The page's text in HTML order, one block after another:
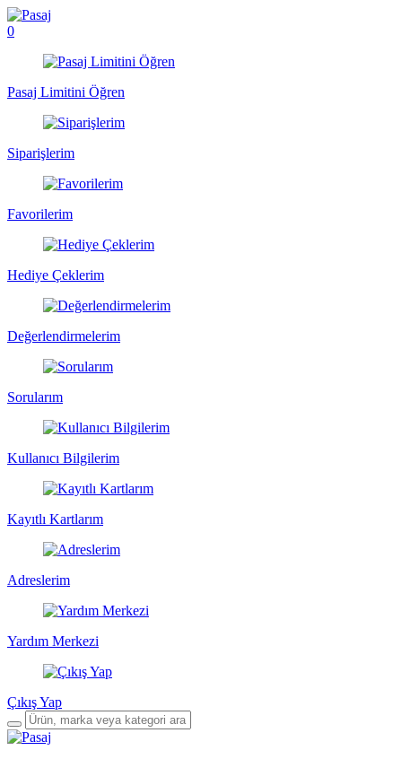
0
Pasaj Limitini Öğren
Siparişlerim
Favorilerim
Hediye Çeklerim
Değerlendirmelerim
Sorularım
Kullanıcı Bilgilerim
Kayıtlı Kartlarım
Adreslerim
Yardım Merkezi
Çıkış Yap